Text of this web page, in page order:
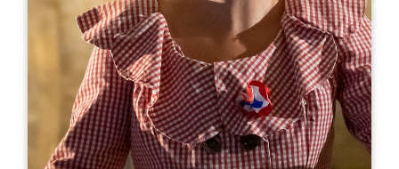
Leaflet
Hôtel 3 étoiles dans le vignoble
Puisseguin
33570 Puisseguin